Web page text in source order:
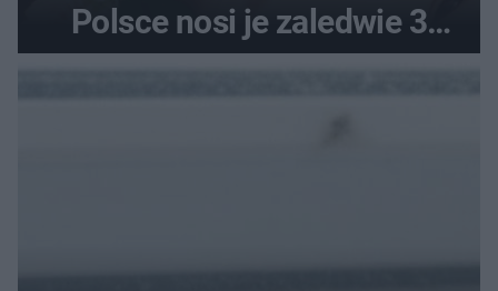
Polsce nosi je zaledwie 3
kobiety